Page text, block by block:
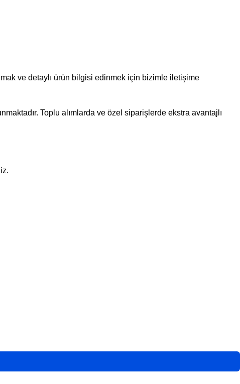
ve detaylı ürün bilgisi edinmek için bizimle iletişime
Toplu alımlarda ve özel siparişlerde ekstra avantajlı